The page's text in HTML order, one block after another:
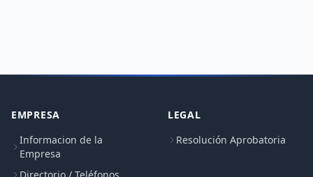
EMPRESA
Informacion de la
Empresa
LEGAL
Resolución Aprobatoria